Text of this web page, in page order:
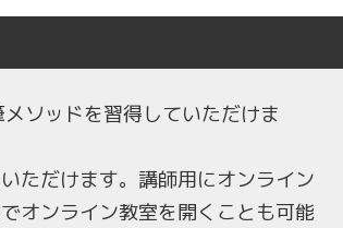
ソッドを習得していただけま
ただけます。講師用にオンライン
オンライン教室を開くことも可能